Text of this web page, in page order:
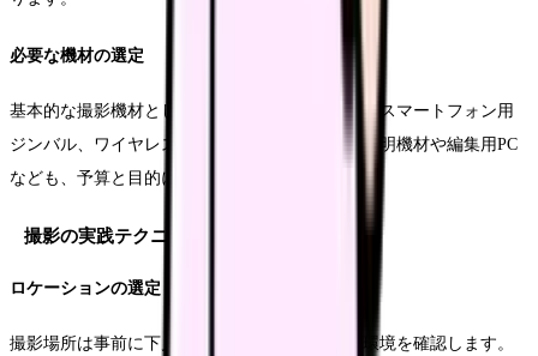
必要な機材の選定
基本的な撮影機材として、業務用ビデオカメラやスマートフォン用
ジンバル、ワイヤレスマイクなどが必要です。照明機材や編集用PC
なども、予算と目的に応じて選定していきます。
撮影の実践テクニック
ロケーションの選定
撮影場所は事前に下見を行い、照明条件や音響環境を確認します。